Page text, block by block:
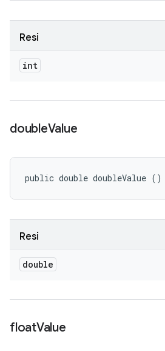
Resi
int
doubleValue
public double doubleValue ()
Resi
double
floatValue